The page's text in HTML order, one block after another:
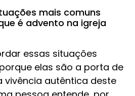
mais comuns
é advento na igreja
essas situações
elas são a porta de
vivência autêntica deste